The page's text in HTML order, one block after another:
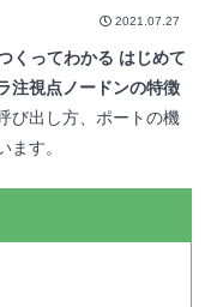
2021.07.27
くってわかる はじめて
注視点ノードンの特徴
び出し方、ポートの機
す。